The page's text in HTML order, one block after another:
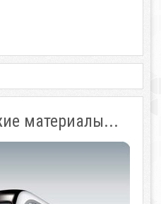
материалы...